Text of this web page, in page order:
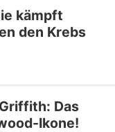
kämpft
den Krebs
Das
Ikone!